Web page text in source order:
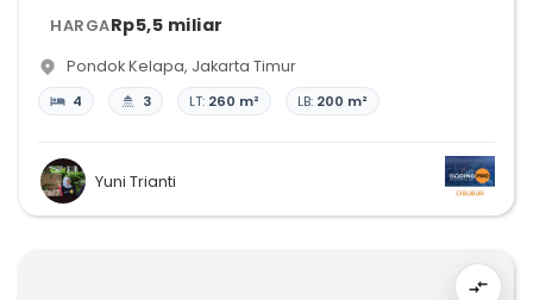
HARGARp5,5 miliar
Pondok Kelapa, Jakarta Timur
4 3 LT: 260 m² LB: 200 m²
Yuni Trianti